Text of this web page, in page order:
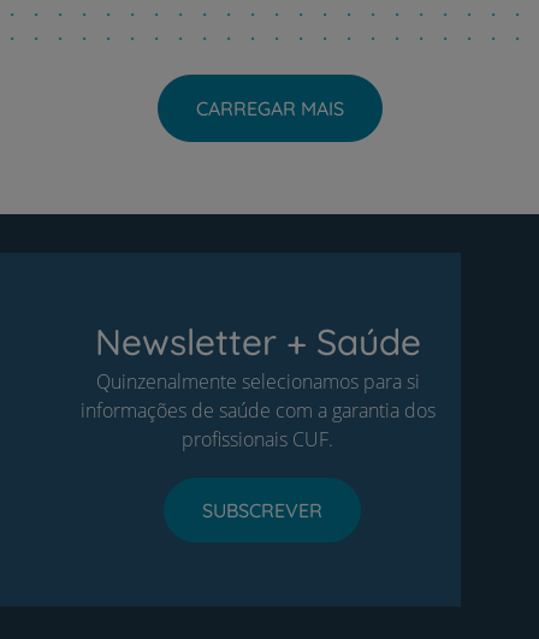
CARREGAR MAIS
Newsletter + Saúde
Quinzenalmente selecionamos para si
informações de saúde com a garantia dos
profissionais CUF.
SUBSCREVER